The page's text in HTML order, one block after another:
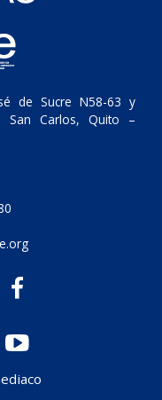
de Sucre N58-63 y
San Carlos, Quito –